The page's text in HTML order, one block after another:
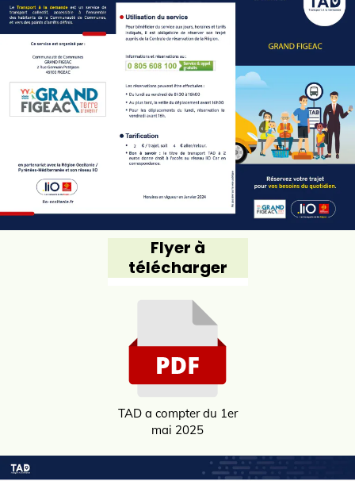
Flyer à
télécharger
TAD a compter du 1er
mai 2025